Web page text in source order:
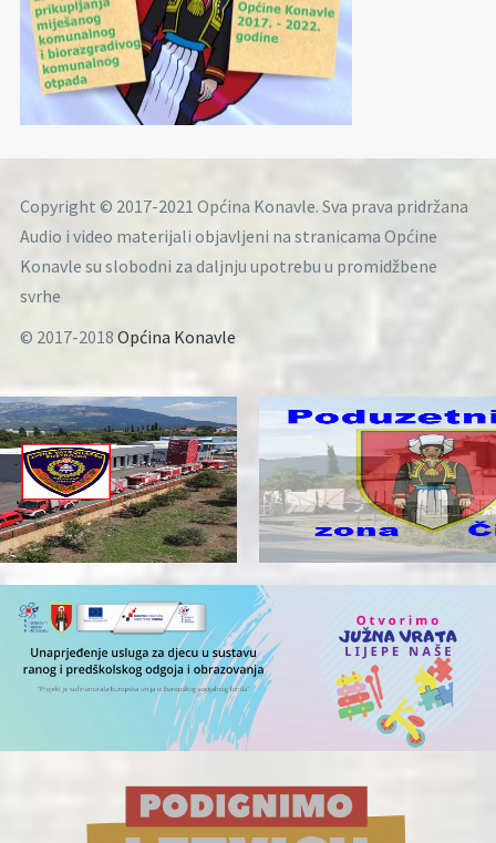
Copyright © 2017-2021 Općina Konavle. Sva prava pridržana
Audio i video materijali objavljeni na stranicama Općine
Konavle su slobodni za daljnju upotrebu u promidžbene
svrhe
© 2017-2018 Općina Konavle